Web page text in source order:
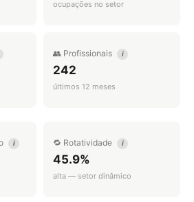
ocupações no setor
👥 Profissionais i
242
últimos 12 meses
i 🔁 Rotatividade i
45.9%
alta — setor dinâmico